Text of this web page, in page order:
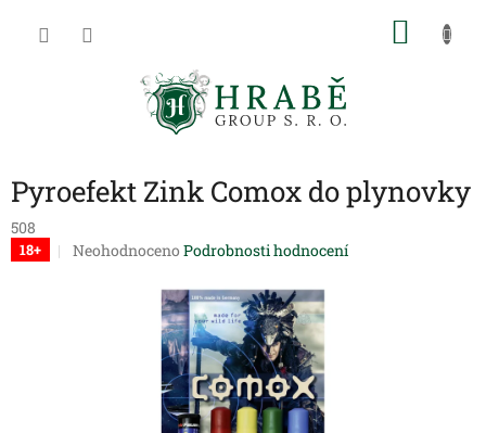
Pyroefekt Zink Comox do plynovky
508
18+
Průměrné
Neohodnoceno Podrobnosti hodnocení